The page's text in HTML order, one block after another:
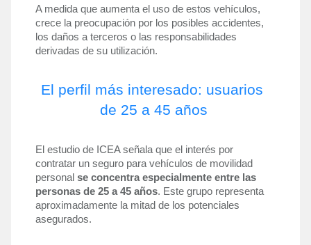
A medida que aumenta el uso de estos vehículos,
crece la preocupación por los posibles accidentes,
los daños a terceros o las responsabilidades
derivadas de su utilización.
El perfil más interesado: usuarios
de 25 a 45 años
El estudio de ICEA señala que el interés por
contratar un seguro para vehículos de movilidad
personal se concentra especialmente entre las
personas de 25 a 45 años. Este grupo representa
aproximadamente la mitad de los potenciales
asegurados.